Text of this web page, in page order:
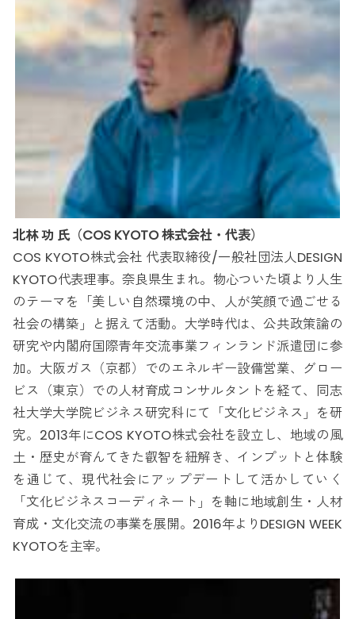
北林 功 氏（COS KYOTO 株式会社・代表）
COS KYOTO株式会社 代表取締役/一般社団法人DESIGN
KYOTO代表理事。奈良県生まれ。物心ついた頃より人生
のテーマを「美しい自然環境の中、人が笑顔で過ごせる
社会の構築」と据えて活動。大学時代は、公共政策論の
研究や内閣府国際青年交流事業フィンランド派遣団に参
加。大阪ガス（京都）でのエネルギー設備営業、グロー
ビス（東京）での人材育成コンサルタントを経て、同志
社大学大学院ビジネス研究科にて「文化ビジネス」を研
究。2013年にCOS KYOTO株式会社を設立し、地域の風
土・歴史が育んてきた叡智を紐解き、インプットと体験
を通じて、現代社会にアップデートして活かしていく
「文化ビジネスコーディネート」を軸に地域創生・人材
育成・文化交流の事業を展開。2016年よりDESIGN WEEK
KYOTOを主宰。